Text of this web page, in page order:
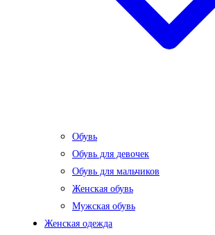
Обувь
Обувь для девочек
Обувь для мальчиков
Женская обувь
Мужская обувь
Женская одежда